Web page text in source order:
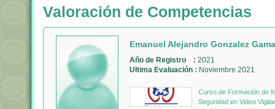
Valoración de Competencias
Emanuel Alejandro Gonzalez Gama
Año de Registro : 2021
Ultima Evaluación : Noviembre 2021
Curso de Formación de
Seguridad en Video